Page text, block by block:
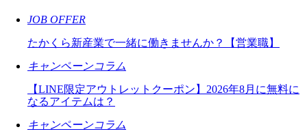
JOB OFFER
たかくら新産業で一緒に働きませんか？【営業職】
キャンペーンコラム
【LINE限定アウトレットクーポン】2026年8月に無料に
なるアイテムは？
キャンペーンコラム